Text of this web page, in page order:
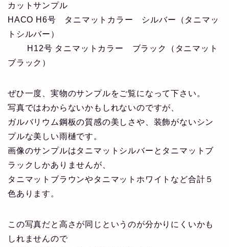
カットサンプル
HACO H6号 タニマットカラー シルバー（タニマッ
トシルバー）
H12号 タニマットカラー ブラック（タニマット
ブラック）
ぜひ一度、実物のサンプルをご覧になって下さい。
写真ではわからないかもしれないのですが、
ガルバリウム鋼板の質感の美しさや、装飾がないシン
プルな美しい雨樋です。
画像のサンプルはタニマットシルバーとタニマットブ
ラックしかありませんが、
タニマットブラウンやタニマットホワイトなど合計５
色あります。
この写真だと高さが同じというのが分かりにくいかも
しれませんので